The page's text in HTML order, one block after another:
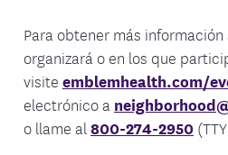
Para obtener más
organizará o en los que
visite emblemhealth.com/
electrónico a
o llame al 800-274-2950